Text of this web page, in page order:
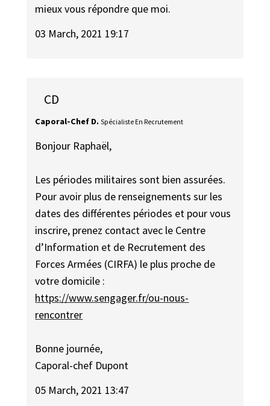
mieux vous répondre que moi.
03 March, 2021 19:17
CD
Caporal-Chef D. Spécialiste En Recrutement
Bonjour Raphaël,
Les périodes militaires sont bien assurées.
Pour avoir plus de renseignements sur les
dates des différentes périodes et pour vous
inscrire, prenez contact avec le Centre
d’Information et de Recrutement des
Forces Armées (CIRFA) le plus proche de
votre domicile :
https://www.sengager.fr/ou-nous-
rencontrer
Bonne journée,
Caporal-chef Dupont
05 March, 2021 13:47